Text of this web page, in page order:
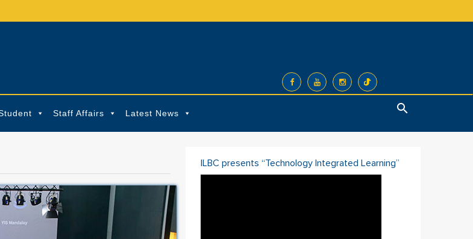
Staff Affairs Latest News
ILBC presents “Technology Integrated Learning”